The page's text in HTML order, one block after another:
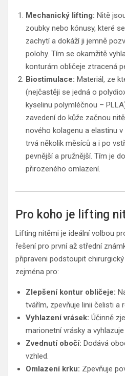
Mechanický lifting: Nitě
zoubky nebo kónusy, které
zachytí a dokáží ji jemně
polohy. Tím se okamžitě
konturám obličeje ztracená
Biostimulace: Materiál, ze
(nejčastěji se jedná o
kyselinu polymléčnou –
zavedení do kůže začnou
nového kolagenu a elastinu
trvá několik měsíců a i po
pevnější a pružnější. Tím je
přirozeného omlazení.
Pro koho je lifting
Lifting nitěmi je ideální volbou
řešení pro první až střední
připraveni podstoupit
zejména pro:
Zlepšení kontur obličeje:
tvářím, zpevňuje linii čelisti a
Vyhlazení vrásek: Účinně
marionetní vrásky a
Zvednutí obočí: Dodává
vzhled.
Omlazení krku: Zpevňuje